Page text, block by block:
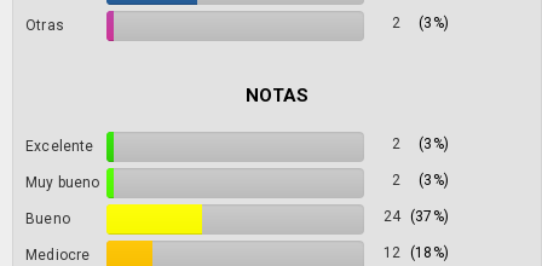
Otras 2 (3%)
NOTAS
Excelente 2 (3%)
Muy bueno 2 (3%)
Bueno 24 (37%)
Mediocre 12 (18%)